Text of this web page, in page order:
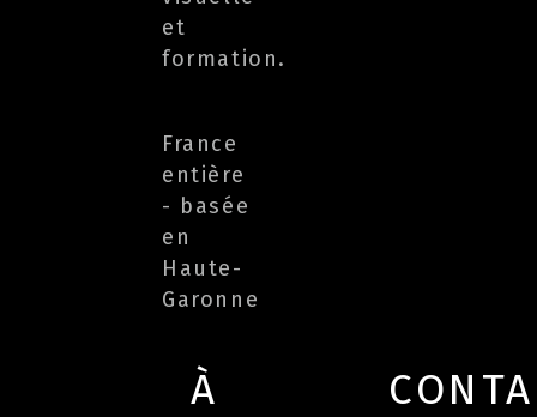
et
formation.
France
entière
- basée
en
Haute-
Garonne
À